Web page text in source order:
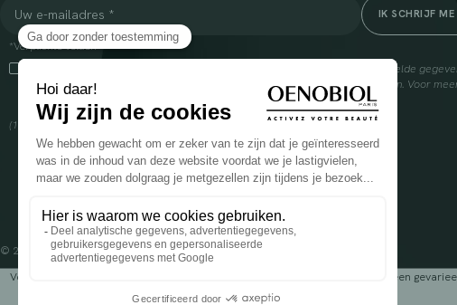
*Verplichte velden
Door dit vakje aan te vinken, ga ik ermee akkoord dat Cooper(1) de verzamelde
om mij commerciële informatie te sturen over zijn producten en aanbiedingen. Voor
over het beheer van uw gegevens en uw rechten, klikhier
(1) Coopération pharmaceutique Française, RCS Melun 399 227 636
© 2024 OENOBIOL PARIS
Voedingssupplement dat moet worden geconsumeerd als onderdeel van een